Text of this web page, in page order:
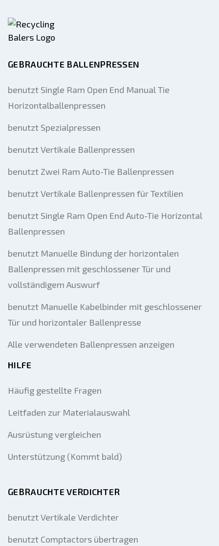
GEBRAUCHTE BALLENPRESSEN
benutzt Single Ram Open End Manual Tie
Horizontalballenpressen
benutzt Spezialpressen
benutzt Vertikale Ballenpressen
benutzt Zwei Ram Auto-Tie Ballenpressen
benutzt Vertikale Ballenpressen für Textilien
benutzt Single Ram Open End Auto-Tie Horizontal
Ballenpressen
benutzt Manuelle Bindung der horizontalen
Ballenpressen mit geschlossener Tür und
vollständigem Auswurf
benutzt Manuelle Kabelbinder mit geschlossener
Tür und horizontaler Ballenpresse
Alle verwendeten Ballenpressen anzeigen
HILFE
Häufig gestellte Fragen
Leitfaden zur Materialauswahl
Ausrüstung vergleichen
Unterstützung (Kommt bald)
GEBRAUCHTE VERDICHTER
benutzt Vertikale Verdichter
benutzt Comptactors übertragen